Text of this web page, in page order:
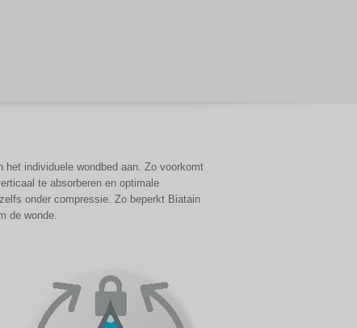
individuele wondbed aan. Zo voorkomt
te absorberen en optimale
onder compressie. Zo beperkt Biatain
de wonde.